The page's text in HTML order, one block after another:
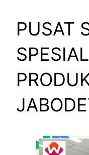
PUSAT